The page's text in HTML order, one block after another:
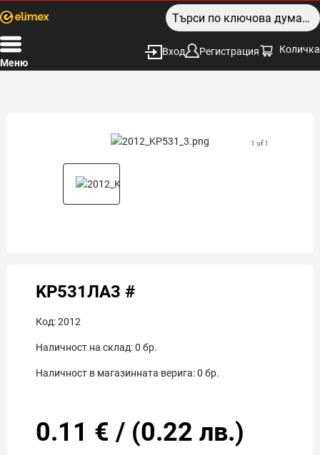
Меню
Вход Регистрация Количка
1 of 1
KP531ЛА3 #
Код:2012
Наличност на склад:0 бр.
Наличност в магазинната верига:0 бр.
0.11 € / (0.22 лв.)